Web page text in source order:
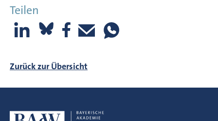
Teilen
Zurück zur Übersicht